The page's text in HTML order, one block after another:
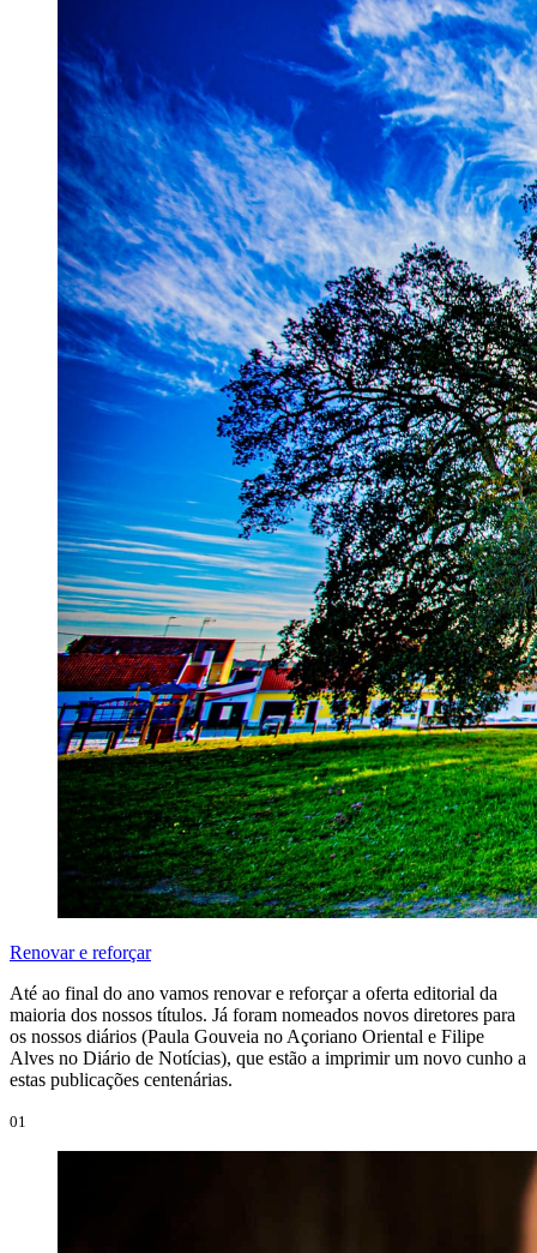
Renovar e reforçar
Até ao final do ano vamos renovar e reforçar a oferta editorial da
maioria dos nossos títulos. Já foram nomeados novos diretores para
os nossos diários (Paula Gouveia no Açoriano Oriental e Filipe
Alves no Diário de Notícias), que estão a imprimir um novo cunho a
estas publicações centenárias.
01